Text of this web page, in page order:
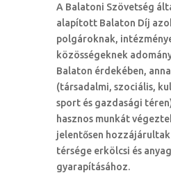
A Balatoni Szövetség
alapított Balaton Díj
polgároknak,
közösségeknek
Balaton érdekében,
(társadalmi, szociális,
sport és gazdasági
hasznos munkát
jelentősen hozzájárultak
térsége erkölcsi és
gyarapításához.